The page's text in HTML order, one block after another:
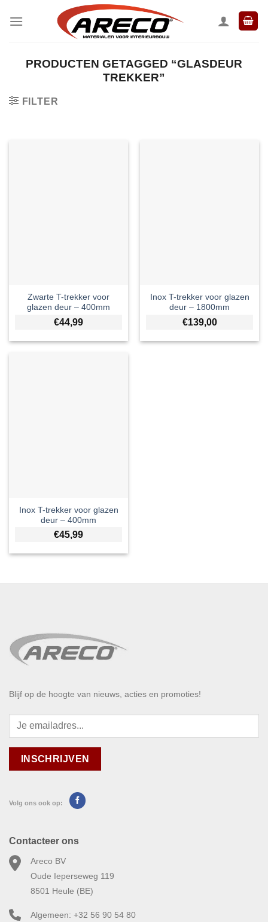
naar
PRODUCTEN GETAGGED “GLASDEUR
TREKKER”
FILTER
Zwarte T-trekker voor
glazen deur – 400mm
€44,99
Inox T-trekker voor glazen
deur – 1800mm
€139,00
Inox T-trekker voor glazen
deur – 400mm
€45,99
Blijf op de hoogte van nieuws, acties en promoties!
Volg ons ook op:
Contacteer ons
Areco BV
Oude Ieperseweg 119
8501 Heule (BE)
Algemeen: +32 56 90 54 80